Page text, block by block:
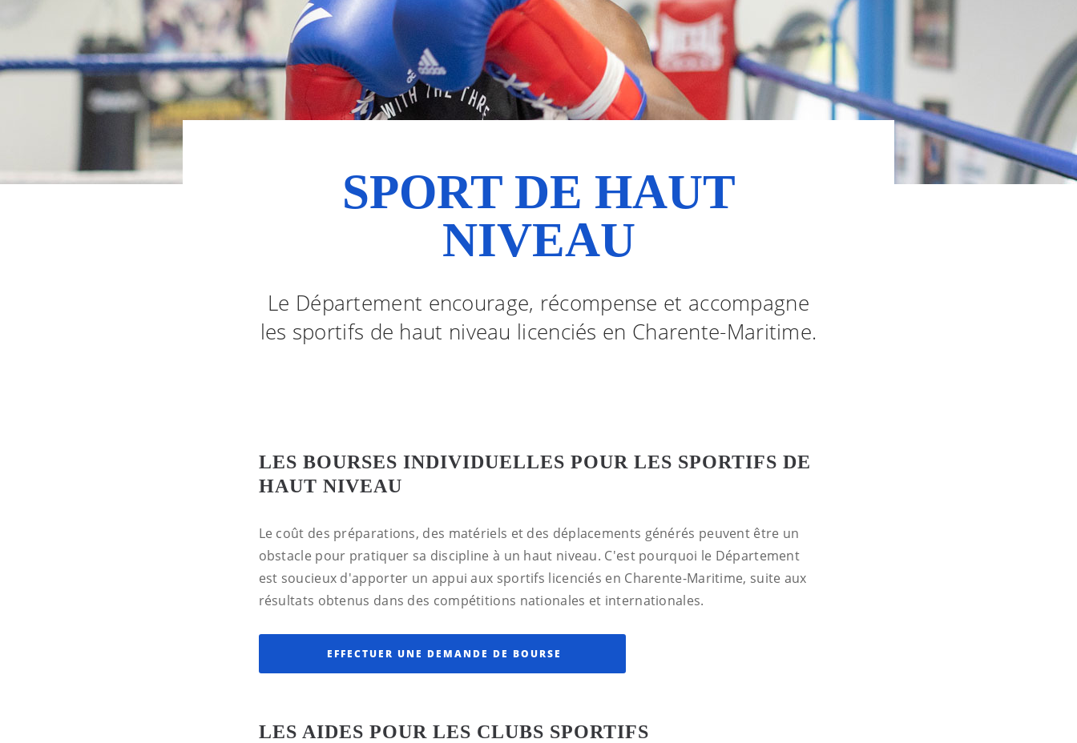
SPORT DE HAUT
NIVEAU
Le Département encourage, récompense et accompagne
les sportifs de haut niveau licenciés en Charente-Maritime.
LES BOURSES INDIVIDUELLES POUR LES SPORTIFS DE
HAUT NIVEAU
Le coût des préparations, des matériels et des déplacements générés peuvent être un
obstacle pour pratiquer sa discipline à un haut niveau. C'est pourquoi le Département
est soucieux d'apporter un appui aux sportifs licenciés en Charente-Maritime, suite aux
résultats obtenus dans des compétitions nationales et internationales.
EFFECTUER UNE DEMANDE DE BOURSE
LES AIDES POUR LES CLUBS SPORTIFS